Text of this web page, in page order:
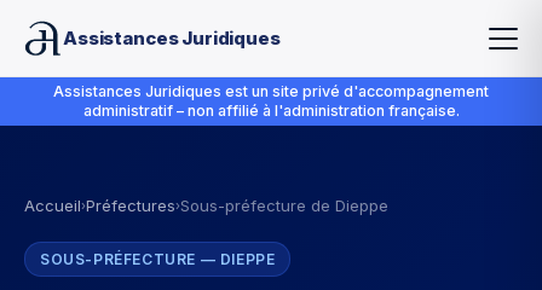
Assistances Juridiques
Assistances Juridiques est un site privé d'accompagnement
administratif – non affilié à l'administration française.
Accueil›Préfectures›Sous-préfecture de Dieppe
SOUS-PRÉFECTURE — DIEPPE